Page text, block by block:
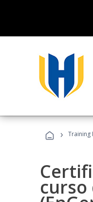
› Training
curso